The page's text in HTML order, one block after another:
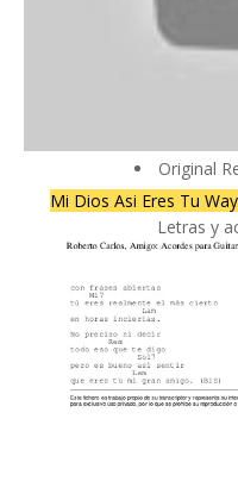
Original
Mi Dios Asi Eres Tu
Letras y